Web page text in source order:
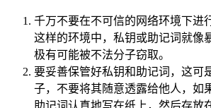
千万不要在不可信的网络环境下进
这样的环境中，私钥或助记词就像
极有可能被不法分子窃取。
要妥善保管好私钥和助记词，这可
子，不要将其随意透露给他人，如
助记词认真地写在纸上，然后存放